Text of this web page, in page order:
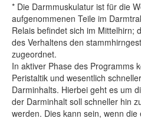
* Die Darmmuskulatur ist für die
aufgenommenen Teile im
Relais befindet sich im Mittelhirn;
des Verhaltens den
zugeordnet.
In aktiver Phase des Programms
Peristaltik und wesentlich
Darminhalts. Hierbei geht es um
der Darminhalt soll schneller hin
werden. Dies kann sein, wenn